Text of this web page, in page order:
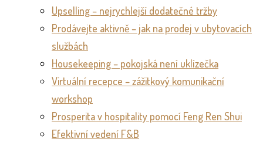
Upselling – nejrychlejší dodatečné tržby
Prodávejte aktivně – jak na prodej v ubytovacích
službách
Housekeeping – pokojská není uklízečka
Virtuální recepce – zážitkový komunikační
workshop
Prosperita v hospitality pomocí Feng Ren Shui
Efektivní vedení F&B